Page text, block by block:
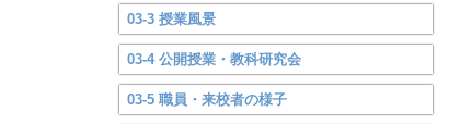
03-3 授業風景
03-4 公開授業・教科研究会
03-5 職員・来校者の様子